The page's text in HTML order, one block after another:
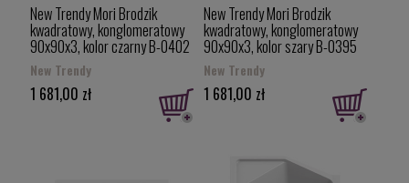
New Trendy Mori Brodzik
kwadratowy, konglomeratowy
90x90x3, kolor czarny B-0402
New Trendy
1 681,00 zł
New Trendy Mori Brodzik
kwadratowy, konglomeratowy
90x90x3, kolor szary B-0395
New Trendy
1 681,00 zł